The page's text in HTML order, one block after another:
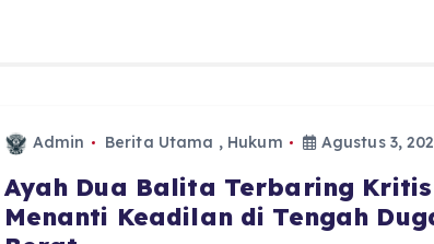
Admin Berita Utama , Hukum Agustus 3,
Ayah Dua Balita Terbaring
Menanti Keadilan di Tengah